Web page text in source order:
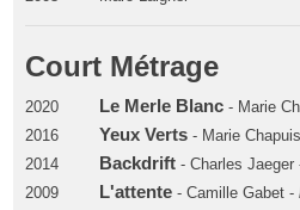
Court Métrage
2020 Le Merle Blanc- Marie
2016
Yeux Verts- Marie
2014
Backdrift- Charles Jaeger
2009
L'attente- Camille Gabet -